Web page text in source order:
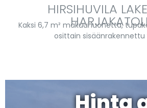
HIRSIHUVILA
Kaksi 6,7 m² makuuhuonetta,
osittain